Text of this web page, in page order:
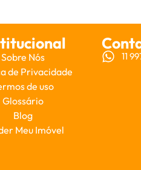
Sobre Nós
de Privacidade
de uso
Glossário
Blog
Meu Imóvel
11